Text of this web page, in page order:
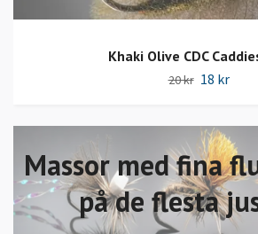
Massor med fina
på de flesta
Khaki Olive CDC
20 kr 18 kr